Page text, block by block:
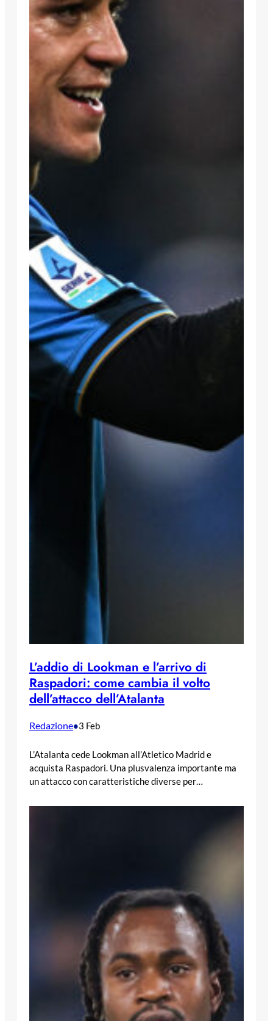
L’addio di Lookman e l’arrivo di
Raspadori: come cambia il volto
dell’attacco dell’Atalanta
Redazione•3 Feb
L’Atalanta cede Lookman all’Atletico Madrid e
acquista Raspadori. Una plusvalenza importante ma
un attacco con caratteristiche diverse per…